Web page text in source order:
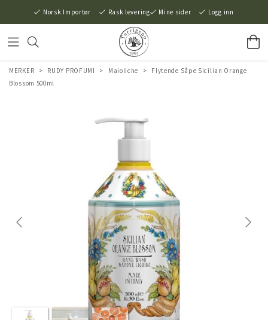
Norsk Importør Rask levering Mine sider Logg inn
MERKER > RUDY PROFUMI > Maioliche >
Flytende Såpe Sicilian Orange
Blossom 500ml